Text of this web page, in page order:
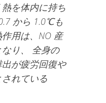
を体内に持ち
から 1.0℃も
用は、 NO 産
り、 全身の
が疲労回復や
れている